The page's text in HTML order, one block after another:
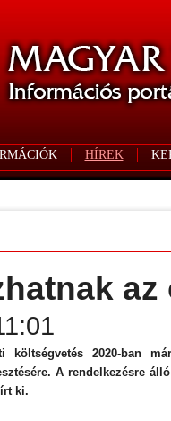
HÍREK
költségvetés 2020-ban
A rendelkezésre
ki.